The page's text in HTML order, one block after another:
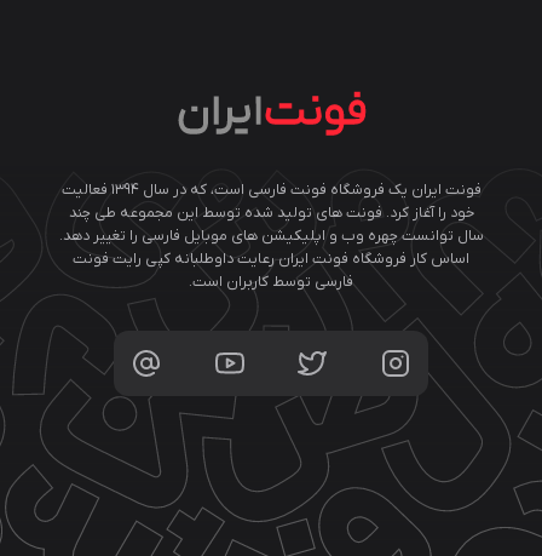
فونت ایران یک فروشگاه فونت فارسی است، که در سال ۱۳۹۴ فعالیت
خود را آغاز کرد. فونت های تولید شده توسط این مجموعه طی چند
سال توانست چهره وب و اپلیکیشن های موبایل فارسی را تغییر دهد.
اساس کار فروشگاه فونت ایران رعایت داوطلبانه کپی رایت فونت
فارسی توسط کاربران است.